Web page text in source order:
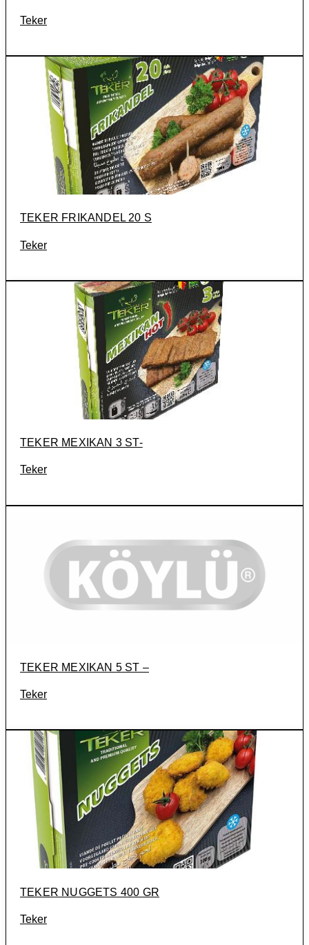
Teker
TEKER FRIKANDEL 20 S
Teker
TEKER MEXIKAN 3 ST-
Teker
TEKER MEXIKAN 5 ST –
Teker
TEKER NUGGETS 400 GR
Teker